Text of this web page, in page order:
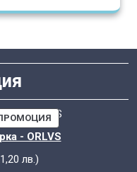
ПРОДУКТ
С
НАМАЛЕНИЕ
- ORLVS
лв.)